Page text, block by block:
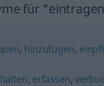
für
, hinzufügen,
, erfassen,